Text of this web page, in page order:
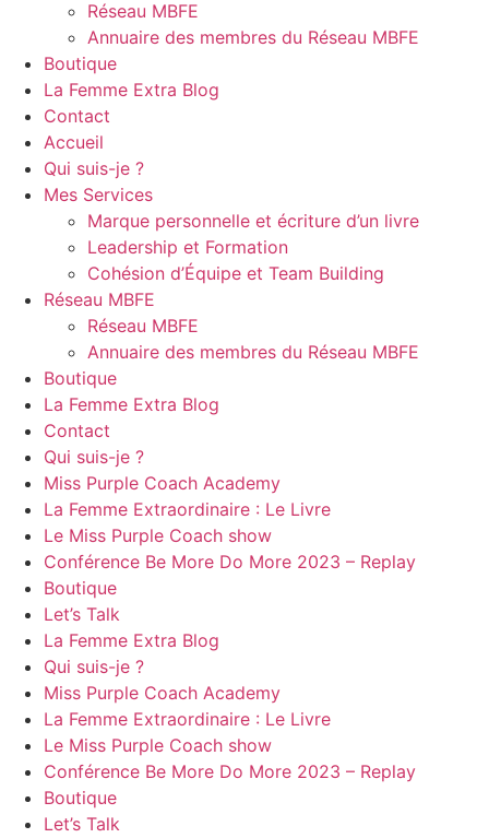
Réseau MBFE
Annuaire des membres du Réseau MBFE
Boutique
La Femme Extra Blog
Contact
Accueil
Qui suis-je ?
Mes Services
Marque personnelle et écriture d’un livre
Leadership et Formation
Cohésion d’Équipe et Team Building
Réseau MBFE
Réseau MBFE
Annuaire des membres du Réseau MBFE
Boutique
La Femme Extra Blog
Contact
Qui suis-je ?
Miss Purple Coach Academy
La Femme Extraordinaire : Le Livre
Le Miss Purple Coach show
Conférence Be More Do More 2023 – Replay
Boutique
Let’s Talk
La Femme Extra Blog
Qui suis-je ?
Miss Purple Coach Academy
La Femme Extraordinaire : Le Livre
Le Miss Purple Coach show
Conférence Be More Do More 2023 – Replay
Boutique
Let’s Talk